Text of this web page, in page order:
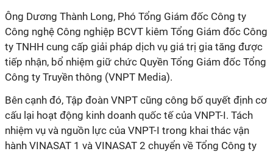
Ông Dương Thành Long, Phó Tổng Giám đốc Công ty
Công nghệ Công nghiệp BCVT kiêm Tổng Giám đốc Công
ty TNHH cung cấp giải pháp dịch vụ giá trị gia tăng được
tiếp nhận, bổ nhiệm giữ chức Quyền Tổng Giám đốc Tổng
Công ty Truyền thông (VNPT Media).
Bên cạnh đó, Tập đoàn VNPT cũng công bố quyết định cơ
cấu lại hoạt động kinh doanh quốc tế của VNPT-I. Tách
nhiệm vụ và nguồn lực của VNPT-I trong khai thác vận
hành VINASAT 1 và VINASAT 2 chuyển về Tổng Công ty